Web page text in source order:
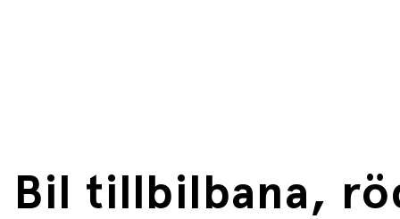
Bil tillbilbana,